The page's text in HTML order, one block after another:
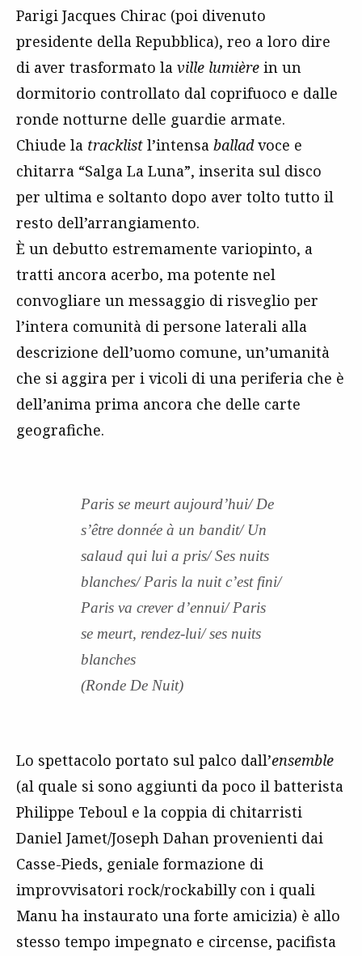
Parigi Jacques Chirac (poi divenuto
presidente della Repubblica), reo a loro dire
di aver trasformato la ville lumière in un
dormitorio controllato dal coprifuoco e dalle
ronde notturne delle guardie armate.
Chiude la tracklist l’intensa balladvoce e
chitarra “Salga La Luna”, inserita sul disco
per ultima e soltanto dopo aver tolto tutto il
resto dell’arrangiamento.
È un debutto estremamente variopinto, a
tratti ancora acerbo, ma potente nel
convogliare un messaggio di risveglio per
l’intera comunità di persone laterali alla
descrizione dell’uomo comune, un’umanità
che si aggira per i vicoli di una periferia che è
dell’anima prima ancora che delle carte
geografiche.
Paris se meurt aujourd’hui/ De
s’être donnée à un bandit/ Un
salaud qui lui a pris/ Ses nuits
blanches/ Paris la nuit c’est fini/
Paris va crever d’ennui/ Paris
se meurt, rendez-lui/ ses nuits
blanches
(Ronde De Nuit)
Lo spettacolo portato sul palco dall’ensemble
(al quale si sono aggiunti da poco il batterista
Philippe Teboul e la coppia di chitarristi
Daniel Jamet/Joseph Dahan provenienti dai
Casse-Pieds, geniale formazione di
improvvisatori rock/rockabilly con i quali
Manu ha instaurato una forte amicizia) è allo
stesso tempo impegnato e circense, pacifista